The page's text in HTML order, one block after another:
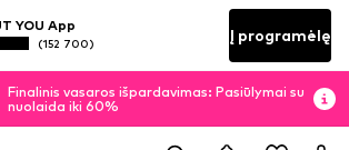
YOU App
(152 700) Į programėlę
Finalinis vasaros išpardavimas: Pasiūlymai su
nuolaida iki 60%